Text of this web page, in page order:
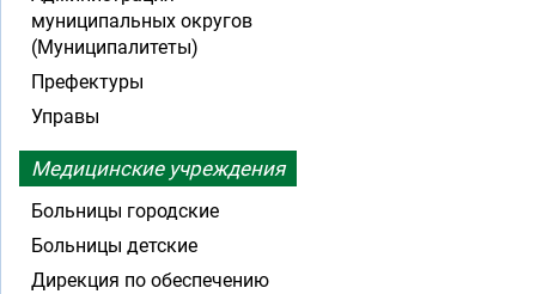
муниципальных округов
(Муниципалитеты)
Префектуры
Управы
Медицинские учреждения
Больницы городские
Больницы детские
Дирекция по обеспечению